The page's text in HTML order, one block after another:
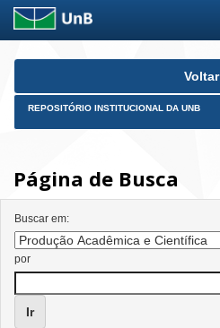
Skip
Voltar
REPOSITÓRIO INSTITUCIONAL DA UNB
Página de Busca
Buscar em:
por